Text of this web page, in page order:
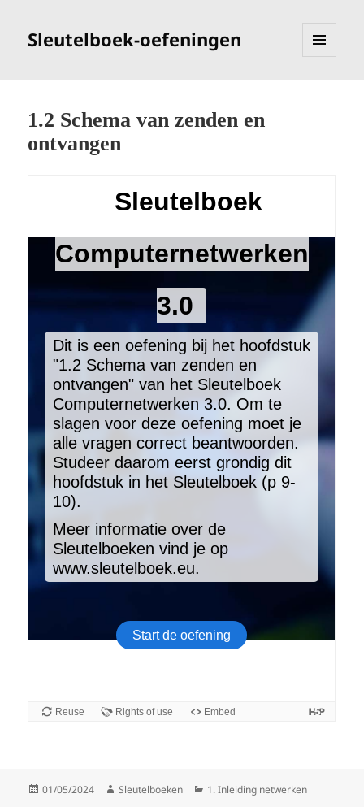
Sleutelboek-oefeningen
1.2 Schema van zenden en
ontvangen
Gepubliceerd
01/05/2024 Auteur
Sleutelboeken Categorieën
1. Inleiding netwerken